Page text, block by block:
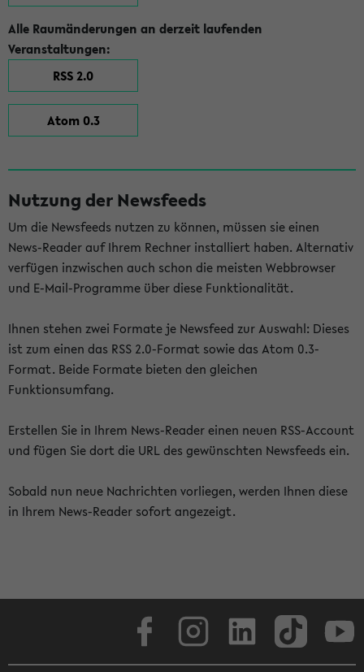
Alle Raumänderungen an derzeit laufenden
Veranstaltungen:
RSS 2.0
Atom 0.3
Nutzung der Newsfeeds
Um die Newsfeeds nutzen zu können, müssen sie einen
News-Reader auf Ihrem Rechner installiert haben. Alternativ
verfügen inzwischen auch schon die meisten Webbrowser
und E-Mail-Programme über diese Funktionalität.
Ihnen stehen zwei Formate je Newsfeed zur Auswahl: Dieses
ist zum einen das RSS 2.0-Format sowie das Atom 0.3-
Format. Beide Formate bieten den gleichen
Funktionsumfang.
Erstellen Sie in Ihrem News-Reader einen neuen RSS-Account
und fügen Sie dort die URL des gewünschten Newsfeeds ein.
Sobald nun neue Nachrichten vorliegen, werden Ihnen diese
in Ihrem News-Reader sofort angezeigt.